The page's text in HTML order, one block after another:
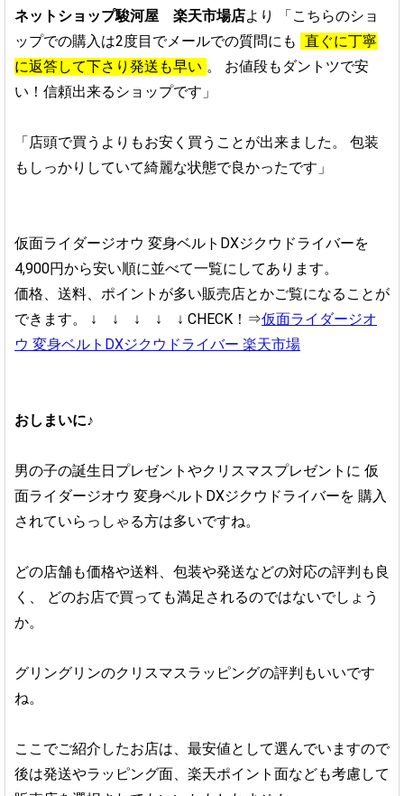
ネットショップ駿河屋 楽天市場店より
「こちらのショ
ップでの購入は2度目でメールでの質問にも 直ぐに丁寧
に返答して下さり発送も早い 。
お値段もダントツで安
い！信頼出来るショップです」
「店頭で買うよりもお安く買うことが出来ました。
包装
もしっかりしていて綺麗な状態で良かったです」
仮面ライダージオウ 変身ベルトDXジクウドライバーを
4,900円から安い順に並べて一覧にしてあります。
価格、送料、ポイントが多い販売店とかご覧になることが
できます。
↓ ↓ ↓ ↓ ↓ CHECK！⇒仮面ライダージオ
ウ 変身ベルトDXジクウドライバー 楽天市場
おしまいに♪
男の子の誕生日プレゼントやクリスマスプレゼントに 仮
面ライダージオウ 変身ベルトDXジクウドライバーを 購入
されていらっしゃる方は多いですね。
どの店舗も価格や送料、包装や発送などの対応の評判も良
く、
どのお店で買っても満足されるのではないでしょう
か。
グリングリンのクリスマスラッピングの評判もいいです
ね。
ここでご紹介したお店は、最安値として選んでいますので
後は発送やラッピング面、楽天ポイント面なども考慮して